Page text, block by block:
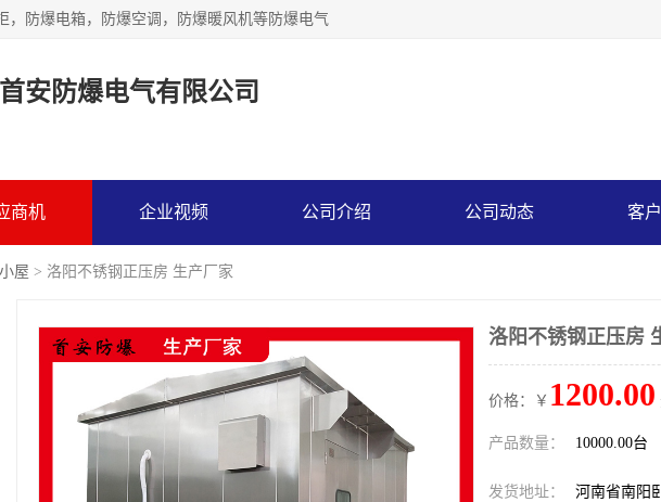
，防爆电箱，防爆空调，防爆暖风机等防爆电气
安防爆电气有限公司
商机 企业视频 公司介绍 公司动态 客
屋 > 洛阳不锈钢正压房 生产厂家
洛阳不锈钢正压房
价格：￥ 1200.00
产品数量： 10000.00台
发货地址： 河南省南阳